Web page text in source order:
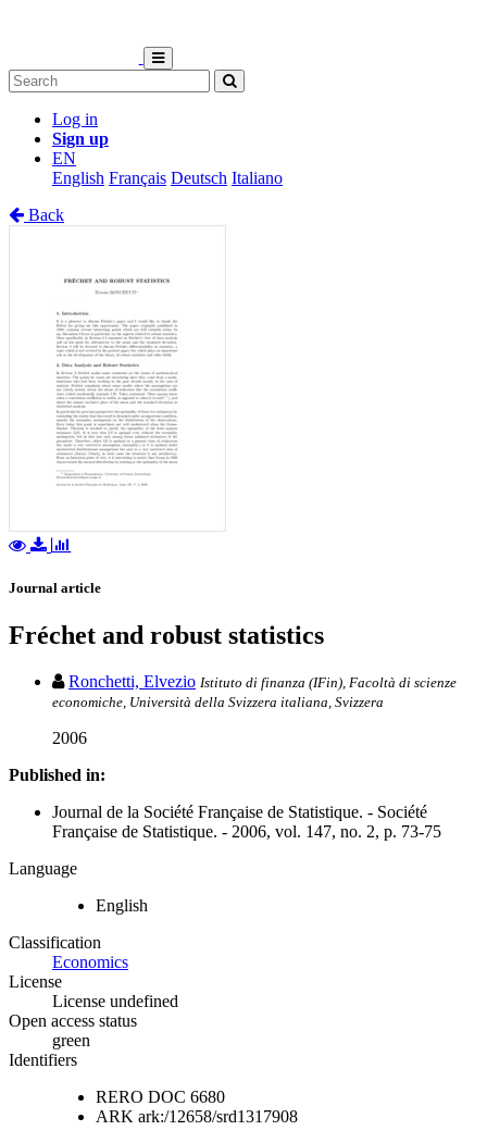
Log in
Sign up
EN
English Français Deutsch Italiano
Back
Journal article
Fréchet and robust statistics
Ronchetti, Elvezio Istituto di finanza (IFin), Facoltà di scienze
economiche, Università della Svizzera italiana, Svizzera
2006
Published in:
Journal de la Société Française de Statistique. - Société
Française de Statistique. - 2006, vol. 147, no. 2, p. 73-75
Language
English
Classification
Economics
License
License undefined
Open access status
green
Identifiers
RERO DOC 6680
ARK ark:/12658/srd1317908